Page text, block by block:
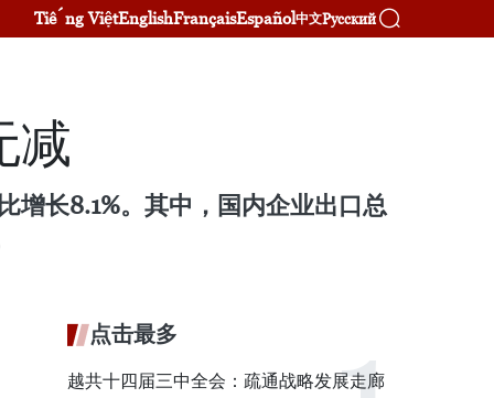
Tiếng ViệtEnglishFrançaisEspañol中文Русский
减
增长8.1%。其中，国内企业出口总
点击最多
越共十四届三中全会：疏通战略发展走廊